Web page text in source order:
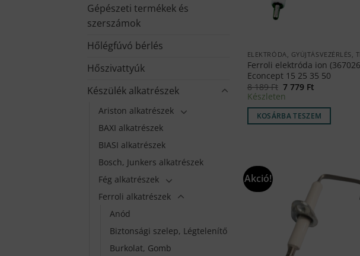
Gépészeti termékek és
szerszámok
Hőlégfúvó bérlés
Hőszivattyúk
Készülék alkatrészek
Ariston alkatrészek
BAXI alkatrészek
BIASI alkatrészek
Bosch, Junkers alkatrészek
Fég alkatrészek
Ferroli alkatrészek
Anód
Biztonsági szelep, Légtelenítő
Burkolat, Gomb
Ferroli elektróda ion
Econcept 15 25 35 50
8 189Ft Original
price
was:
8
189 Ft.
7 779 Ft
7
779 Ft.
Készleten
KOSÁRBA TESZEM
Akció!